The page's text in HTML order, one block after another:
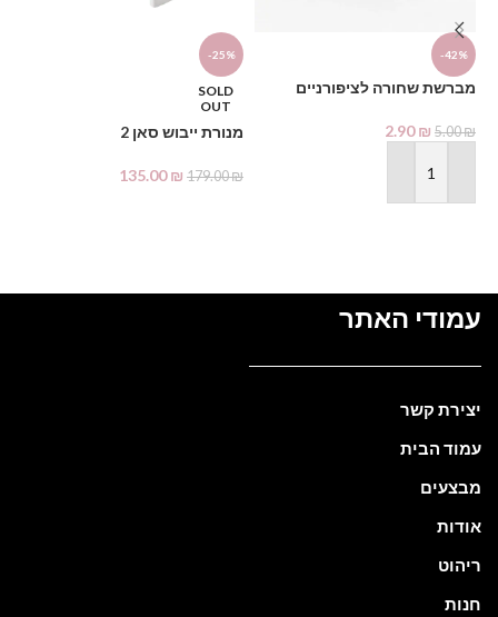
-42%
מברשת שחורה לציפורניים
5.00₪
2.90₪
הוספה לסל
-25%
SOLD
OUT
מנורת ייבוש סאן 2
179.00₪
135.00₪
עמודי האתר
יצירת קשר
עמוד הבית
מבצעים
אודות
ריהוט
חנות